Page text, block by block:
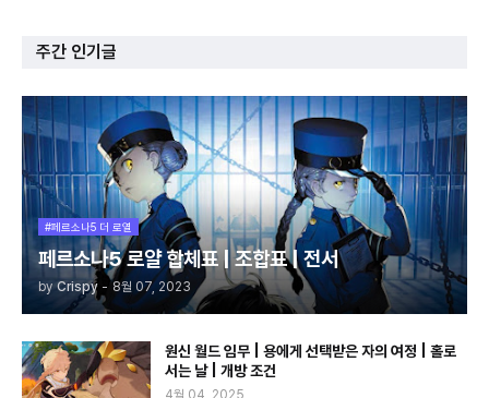
주간 인기글
#페르소나5 더 로열
페르소나5 로얄 합체표 | 조합표 | 전서
by Crispy - 8월 07, 2023
원신 월드 임무 | 용에게 선택받은 자의 여정 | 홀로
서는 날 | 개방 조건
4월 04, 2025